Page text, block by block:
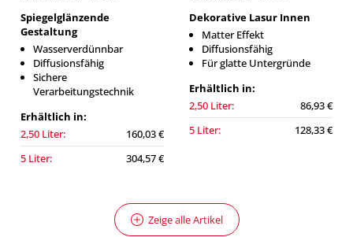
Spiegelglänzende
Gestaltung
Wasserverdünnbar
Diffusionsfähig
Sichere
Verarbeitungstechnik
Erhältlich in:
2,50 Liter:
160,03 €
5 Liter:
304,57 €
Dekorative Lasur Innen
Matter Effekt
Diffusionsfähig
Für glatte Untergründe
Erhältlich in:
2,50 Liter:
86,93 €
5 Liter:
128,33 €
Zeige alle Artikel